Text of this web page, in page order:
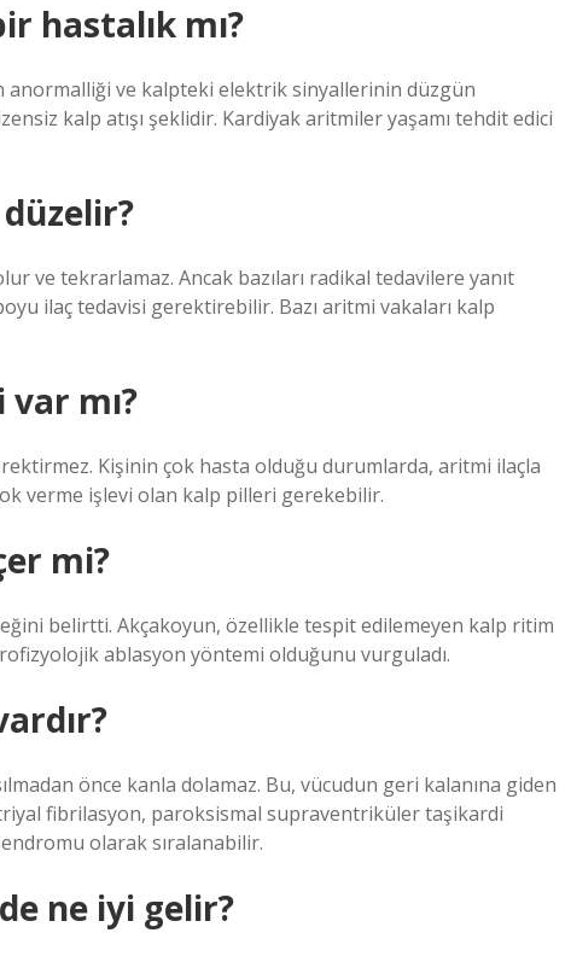
hastalık mı?
anormalliği ve kalpteki elektrik sinyallerinin düzgün
kalp atışı şeklidir. Kardiyak aritmiler yaşamı tehdit edici
ve tekrarlamaz. Ancak bazıları radikal tedavilere yanıt
ilaç tedavisi gerektirebilir. Bazı aritmi vakaları kalp
mı?
Kişinin çok hasta olduğu durumlarda, aritmi ilaçla
verme işlevi olan kalp pilleri gerekebilir.
mi?
belirtti. Akçakoyun, özellikle tespit edilemeyen kalp ritim
ablasyon yöntemi olduğunu vurguladı.
önce kanla dolamaz. Bu, vücudun geri kalanına giden
fibrilasyon, paroksismal supraventriküler taşikardi
olarak sıralanabilir.
ne iyi gelir?